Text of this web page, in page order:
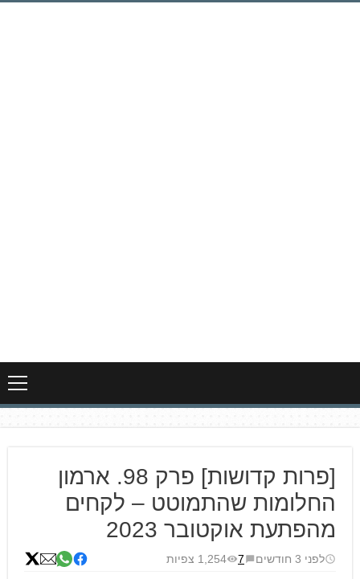
לדלג
[פרות קדושות] פרק 98. ארמון
החלומות שהתמוטט – לקחים
מהפתעת אוקטובר 2023
לפני 3 חודשים 7 1,254 צפיות